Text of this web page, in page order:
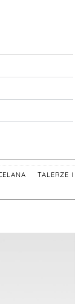
,TALERZE I